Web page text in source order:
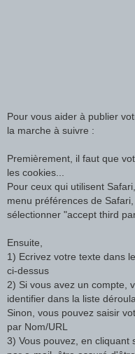
Pour vous aider à publier
la marche à suivre :
Premièrement, il faut que
les cookies...
Pour ceux qui utilisent
menu préférences de
sélectionner "accept third
Ensuite,
1) Ecrivez votre texte dans
ci-dessus
2) Si vous avez un compte,
identifier dans la liste
Sinon, vous pouvez saisir
par Nom/URL
3) Vous pouvez, en cliquant